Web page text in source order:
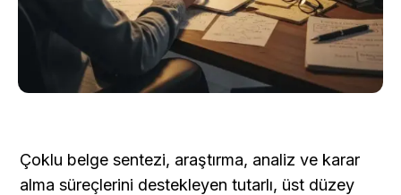
Çoklu belge sentezi, araştırma, analiz ve karar
alma süreçlerini destekleyen tutarlı, üst düzey